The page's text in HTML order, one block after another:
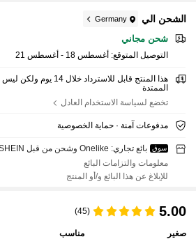
الشحن الي Germany
شحن مجاني
التوصيل المتوقع: أغسطس 18 - أغسطس 21
هذا المنتج قابل للاسترداد
الممتدة
تخضع لسياسة الاستخدام العادل
مدفوعات آمنة · حماية الخصوصية
سوق
بائع تجاري: Onelike وشحن من قبل SHEIN
معلومات والتزامات البائع
للإبلاغ عن هذا البائع و/أو المنتج
5.00
(45)
صغير
مناسب